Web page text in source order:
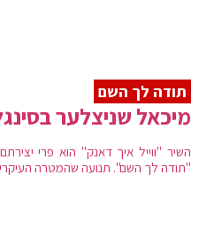
תודה לך השם
מיכאל שניצלער
השיר "ווייל איך דאנק" הוא פרי
"תודה לך השם". תנועה שהמטרה